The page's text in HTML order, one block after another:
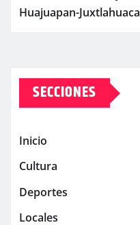
Huajuapan-Juxtlahuaca
SECCIONES
Inicio
Cultura
Deportes
Locales